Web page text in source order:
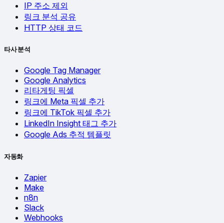
IP 주소 제외
링크 분석 공유
HTTP 상태 코드
타사 분석
Google Tag Manager
Google Analytics
리타게팅 픽셀
링크에 Meta 픽셀 추가
링크에 TikTok 픽셀 추가
LinkedIn Insight 태그 추가
Google Ads 추적 템플릿
자동화
Zapier
Make
n8n
Slack
Webhooks